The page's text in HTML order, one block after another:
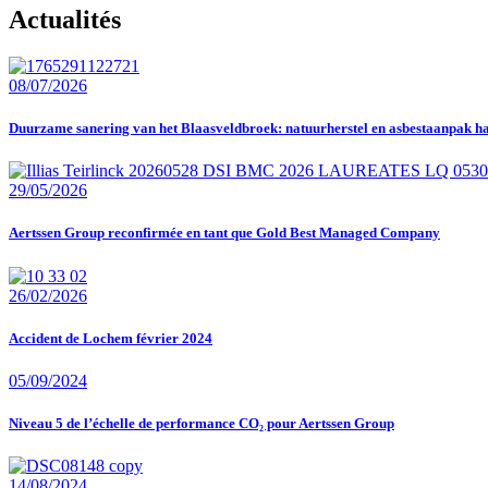
Actualités
08/07/2026
Duurzame sanering van het Blaasveldbroek: natuurherstel en asbestaanpak
29/05/2026
Aertssen Group reconfirmée en tant que Gold Best Managed Company
26/02/2026
Accident de Lochem février 2024
05/09/2024
Niveau 5 de l’échelle de performance CO₂ pour Aertssen Group